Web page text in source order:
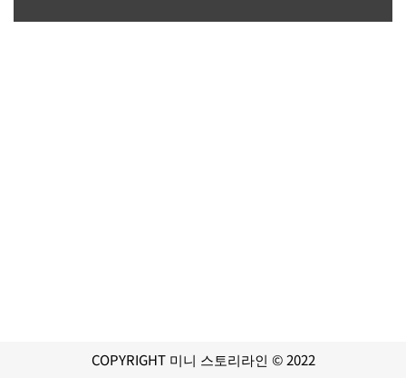
COPYRIGHT 미니 스토리라인 © 2022